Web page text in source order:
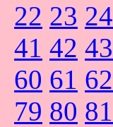
22 23 24
41 42 43
60 61 62
79 80 81